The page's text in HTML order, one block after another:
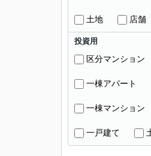
土地 店舗
投資用
区分マンション
一棟アパート
一棟マンション
一戸建て